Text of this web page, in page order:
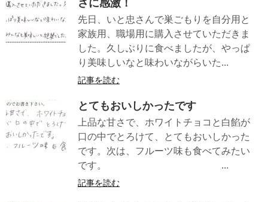
さに感激！
先日、いと忠さんで巣ごもりを自分用と
家族用、職場用に購入させていただきま
した。久しぶりに食べましたが、やっぱ
り美味しいなと味わいながらいた...
記事を読む
とてもおいしかったです
上品な甘さで、ホワイトチョコと白餡が
口の中でとろけて、とてもおいしかった
です。次は、フルーツ味も食べてみたい
です。 ...
記事を読む